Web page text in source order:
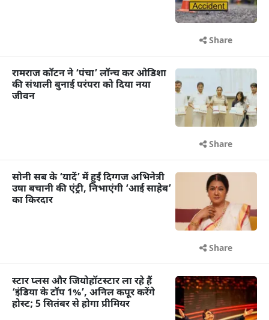
Share
रामराज कॉटन ने ‘पंचा’ लॉन्च कर ओडिशा
की संथाली बुनाई परंपरा को दिया नया
जीवन
Share
सोनी सब के ‘यादें’ में हुईं दिग्गज अभिनेत्री
उषा बचानी की एंट्री, निभाएंगी ‘आई साहेब’
का किरदार
Share
स्टार प्लस और जियोहॉटस्टार ला रहे हैं
‘इंडिया के टॉप 1%’, अनिल कपूर करेंगे
होस्ट; 5 सितंबर से होगा प्रीमियर